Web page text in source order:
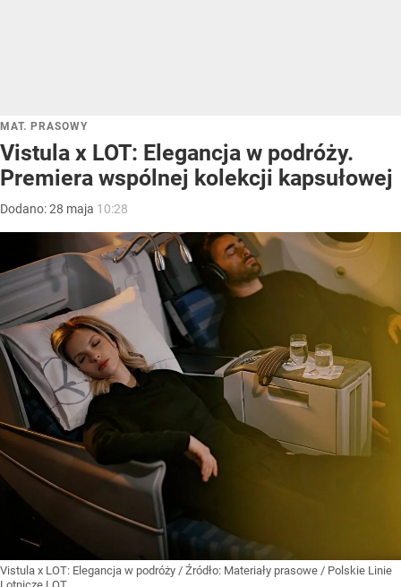
MAT. PRASOWY
Vistula x LOT: Elegancja w podróży.
Premiera wspólnej kolekcji kapsułowej
Dodano:28 maja 10:28
Vistula x LOT: Elegancja w podróży / Źródło: Materiały prasowe / Polskie Linie